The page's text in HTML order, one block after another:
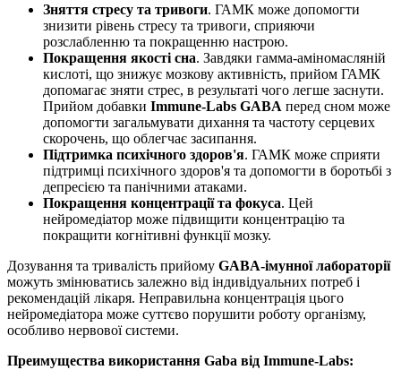
Зняття стресу та тривоги. ГАМК може допомогти
знизити рівень стресу та тривоги, сприяючи
розслабленню та покращенню настрою.
Покращення якості сна. Завдяки гамма-аміномасляній
кислоті, що знижує мозкову активність, прийом ГАМК
допомагає зняти стрес, в результаті чого легше заснути.
Прийом добавки Immune-Labs GABA перед сном може
допомогти загальмувати дихання та частоту серцевих
скорочень, що облегчає засипання.
Підтримка психічного здоров'я. ГАМК може сприяти
підтримці психічного здоров'я та допомогти в боротьбі з
депресією та панічними атаками.
Покращення концентрації та фокуса. Цей
нейромедіатор може підвищити концентрацію та
покращити когнітивні функції мозку.
Дозування та тривалість прийому GABA-імунної лабораторії
можуть змінюватись залежно від індивідуальних потреб і
рекомендацій лікаря. Неправильна концентрація цього
нейромедіатора може суттєво порушити роботу організму,
особливо нервової системи.
Преимущества використання Gaba від Immune-Labs: